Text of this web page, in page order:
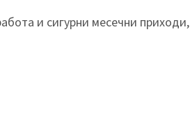
и сигурни месечни приходи,